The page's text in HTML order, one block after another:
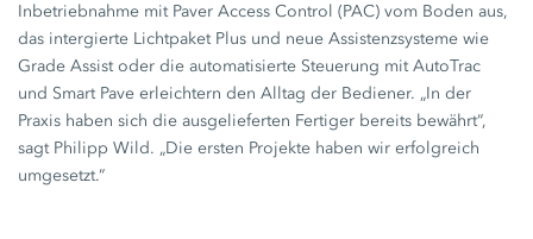
Inbetriebnahme mit Paver Access Control (PAC) vom Boden aus,
das intergierte Lichtpaket Plus und neue Assistenzsysteme wie
Grade Assist oder die automatisierte Steuerung mit AutoTrac
und Smart Pave erleichtern den Alltag der Bediener. „In der
Praxis haben sich die ausgelieferten Fertiger bereits bewährt“,
sagt Philipp Wild. „Die ersten Projekte haben wir erfolgreich
umgesetzt.“